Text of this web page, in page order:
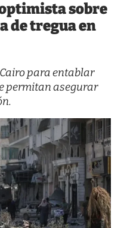
sobre
de tregua en
para entablar
permitan asegurar